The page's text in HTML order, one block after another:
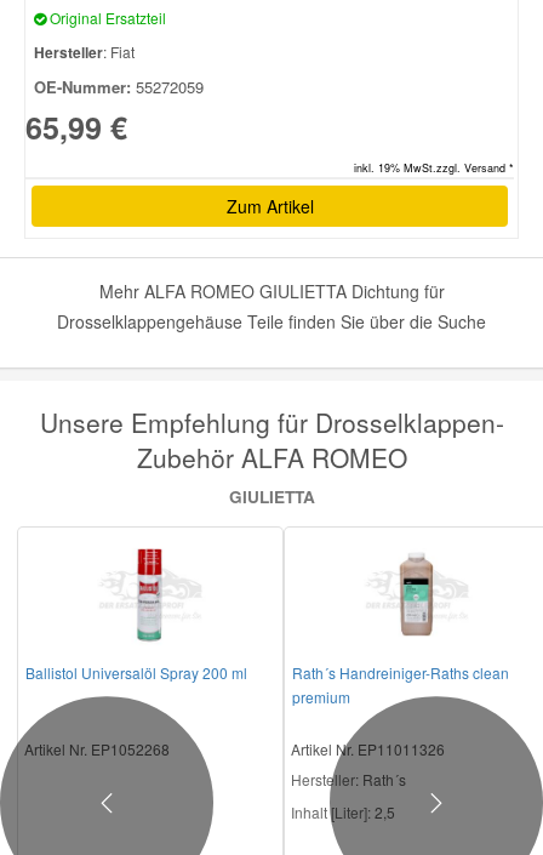
Original Ersatzteil
Hersteller: Fiat
OE-Nummer: 55272059
65,99 €
inkl. 19% MwSt.zzgl. Versand *
Zum Artikel
Mehr ALFA ROMEO GIULIETTA Dichtung für
Drosselklappengehäuse Teile finden Sie über die Suche
Unsere Empfehlung für Drosselklappen-
Zubehör ALFA ROMEO
GIULIETTA
Ballistol Universalöl Spray 200 ml
Artikel Nr. EP1052268
Rath´s Handreiniger-Raths clean
premium
Artikel Nr. EP11011326
Hersteller: Rath´s
Inhalt [Liter]: 2,5
Previous Next